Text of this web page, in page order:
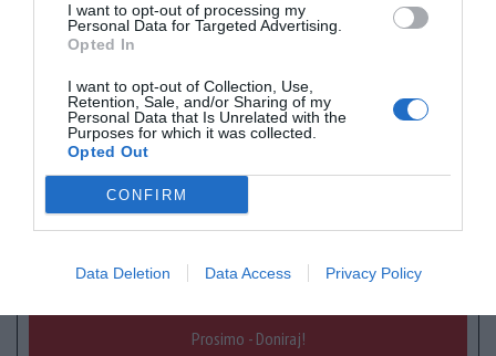
I want to opt-out of processing my
Personal Data for Targeted Advertising.
Opted In
I want to opt-out of Collection, Use,
Retention, Sale, and/or Sharing of my
Personal Data that Is Unrelated with the
Purposes for which it was collected.
Opted Out
CONFIRM
Data Deletion Data Access Privacy Policy
Prosimo - Doniraj!